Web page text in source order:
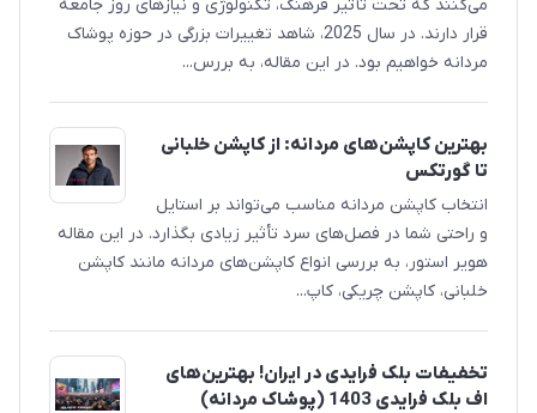
می‌کنند که تحت تأثیر فرهنگ، تکنولوژی و نیازهای روز جامعه
قرار دارند. در سال 2025، شاهد تغییرات بزرگی در حوزه پوشاک
مردانه خواهیم بود. در این مقاله، به بررس...
بهترین کاپشن‌های مردانه: از کاپشن خلبانی
تا گورتکس
انتخاب کاپشن مردانه مناسب می‌تواند بر استایل
و راحتی شما در فصل‌های سرد تأثیر زیادی بگذارد. در این مقاله
هویر استور، به بررسی انواع کاپشن‌های مردانه مانند کاپشن
خلبانی، کاپشن چریکی، کاپ...
تخفیفات بلک فرایدی در ایران! بهترین‌های
اف بلک فرایدی 1403 (پوشاک مردانه)